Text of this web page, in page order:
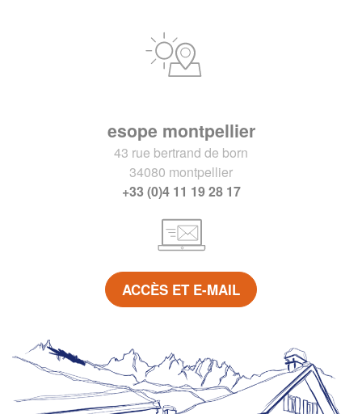
esope montpellier
43 rue bertrand de born
34080 montpellier
+33 (0)4 11 19 28 17
ACCÈS ET E-MAIL